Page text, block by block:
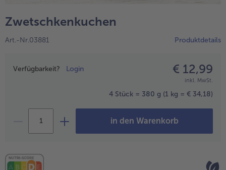
alle Obst
alle Süße Vielfalt
Confiserie & Feinkost
alle Küchenhelfer
Zwetschkenkuchen
Art.-Nr.03881 Produktdetails
Preisangabe
Verfügbarkeit? Login € 12,99
inkl. MwSt.
4 Stück = 380 g (1 kg = € 34,18)
in den Warenkorb